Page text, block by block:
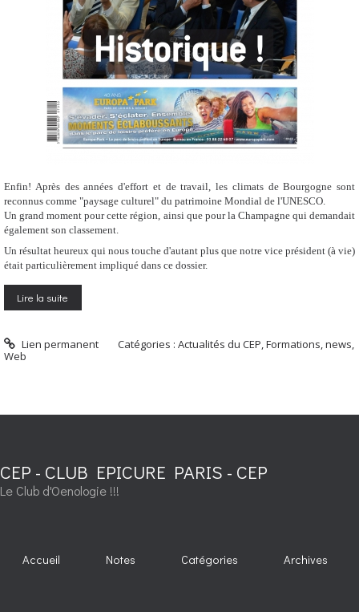
Enfin! Après des années d'effort et de travail, les climats de Bourgogne sont
reconnus comme "paysage culturel" du patrimoine Mondial de l'UNESCO.
Un grand moment pour cette région, ainsi que pour la Champagne qui demandait
également son classement.
Un résultat heureux qui nous touche d'autant plus que notre vice président (à vie)
était particulièrement impliqué dans ce dossier.
Lire la suite
Lien permanent Catégories :Actualités du CEP,Formations,news,
Web
CEP - CLUB EPICURE PARIS - CEP
Le Club d'Oenologie !!!
Accueil Notes Catégories Archives